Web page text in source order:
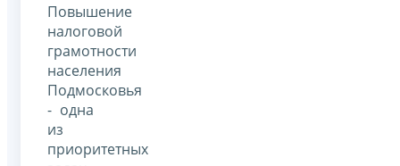
Повышение
налоговой
грамотности
населения
Подмосковья
- одна
из
приоритетных